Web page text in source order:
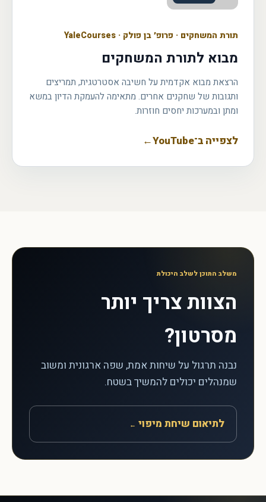
תורת המשחקים · פרופ׳ בן פולק · YaleCourses
מבוא לתורת המשחקים
הרצאת מבוא אקדמית על חשיבה אסטרטגית, תמריצים
ותגובות של שחקנים אחרים. מתאימה להעמקת הדיון במשא
ומתן ובמערכות יחסים חוזרות.
לצפייה ב־YouTube ←
משלב התוכן לשלב היכולת
הצוות צריך יותר
מסרטון?
נבנה תרגול על שיחות אמת, שפה ארגונית ומשוב
שמנהלים יכולים להמשיך בשטח.
לתיאום שיחת מיפוי ←